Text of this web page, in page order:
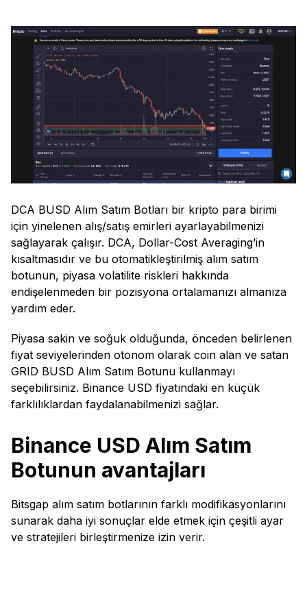
DCA BUSD Alım Satım Botları bir kripto para birimi
için yinelenen alış/satış emirleri ayarlayabilmenizi
sağlayarak çalışır. DCA, Dollar-Cost Averaging’in
kısaltmasıdır ve bu otomatikleştirilmiş alım satım
botunun, piyasa volatilite riskleri hakkında
endişelenmeden bir pozisyona ortalamanızı almanıza
yardım eder.
Piyasa sakin ve soğuk olduğunda, önceden belirlenen
fiyat seviyelerinden otonom olarak coin alan ve satan
GRID BUSD Alım Satım Botunu kullanmayı
seçebilirsiniz. Binance USD fiyatındaki en küçük
farklılıklardan faydalanabilmenizi sağlar.
Binance USD Alım Satım
Botunun avantajları
Bitsgap alım satım botlarının farklı modifikasyonlarını
sunarak daha iyi sonuçlar elde etmek için çeşitli ayar
ve stratejileri birleştirmenize izin verir.